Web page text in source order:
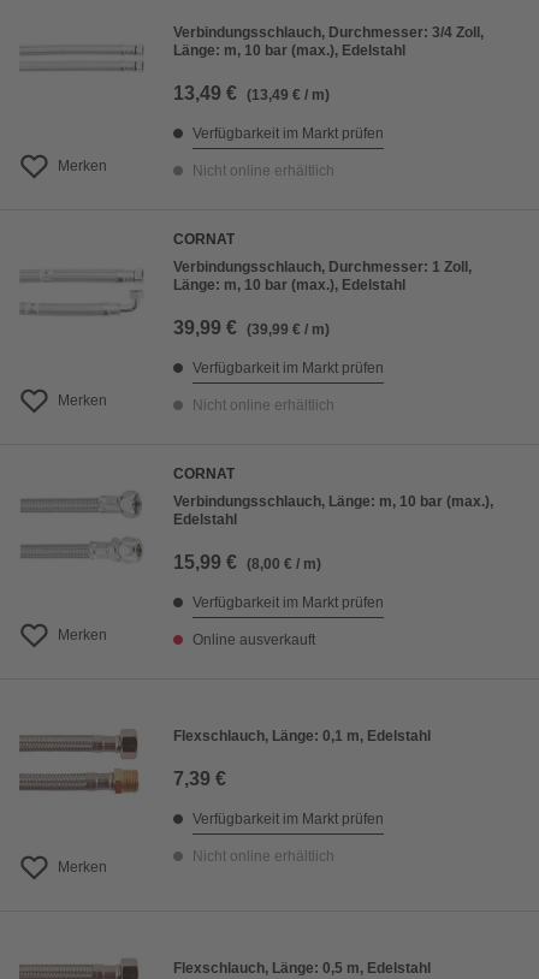
Merken
Verbindungsschlauch, Durchmesser: 3/4 Zoll,
Länge: m, 10 bar (max.), Edelstahl
13,49 € (13,49 € / m)
Verfügbarkeit im Markt prüfen
Nicht online erhältlich
Merken
CORNAT
Verbindungsschlauch, Durchmesser: 1 Zoll,
Länge: m, 10 bar (max.), Edelstahl
39,99 € (39,99 € / m)
Verfügbarkeit im Markt prüfen
Nicht online erhältlich
Merken
CORNAT
Verbindungsschlauch, Länge: m, 10 bar (max.),
Edelstahl
15,99 € (8,00 € / m)
Verfügbarkeit im Markt prüfen
Online ausverkauft
Merken
Flexschlauch, Länge: 0,1 m, Edelstahl
7,39 €
Verfügbarkeit im Markt prüfen
Nicht online erhältlich
Flexschlauch, Länge: 0,5 m, Edelstahl